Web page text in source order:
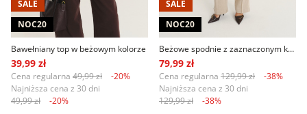
SALE
NOC20
Bawełniany top w beżowym kolorze
39,99 zł
Cena regularna 49,99 zł
-20%
Najniższa cena z 30 dni
49,99 zł
-20%
SALE
NOC20
Beżowe spodnie z zaznaczonym kantem
79,99 zł
Cena regularna 129,99 zł
-38%
Najniższa cena z 30 dni
129,99 zł
-38%